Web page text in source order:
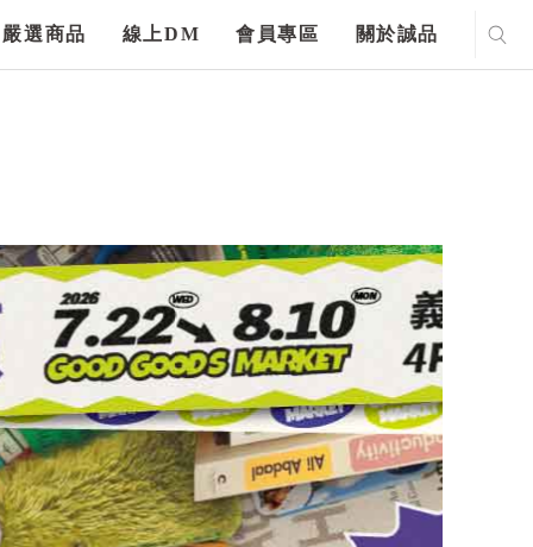
嚴選商品 線上DM 會員專區 關於誠品